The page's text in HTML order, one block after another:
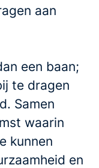
aan
een baan;
te dragen
Samen
waarin
kunnen
en